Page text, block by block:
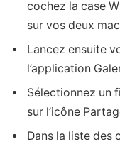
cochez la case
sur vos deux
Lancez ensuite
l’application
Sélectionnez un
sur l’icône
Dans la liste des